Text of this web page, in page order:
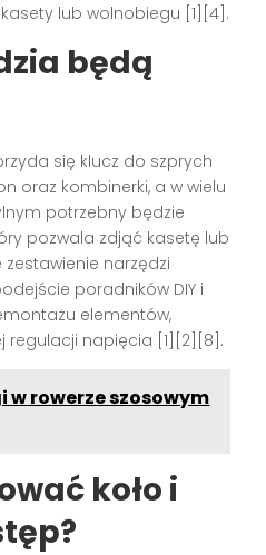
lub wolnobiegu [1][4].
będą
się klucz do szprych
oraz kombinerki, a w wielu
potrzebny będzie
pozwala zdjąć kasetę lub
narzędzi
poradników DIY i
elementów,
regulacji napięcia [1][2][8].
w rowerze szosowym
koło i